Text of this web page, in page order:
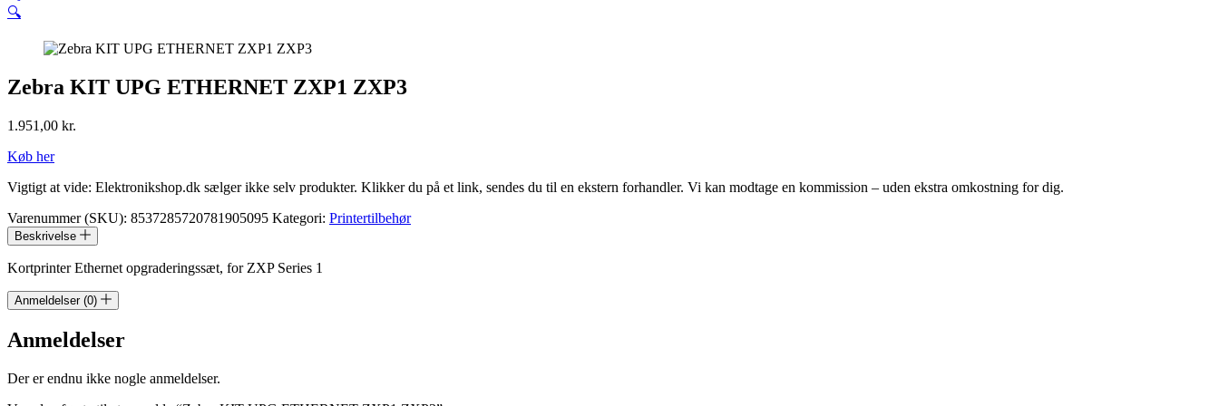
🔍
Zebra KIT UPG ETHERNET ZXP1 ZXP3
1.951,00 kr.
Køb her
Vigtigt at vide: Elektronikshop.dk sælger ikke selv produkter. Klikker du på et link, sendes du til en ekstern forhandler. Vi kan modtage en kommission – uden ekstra omkostning for dig.
Varenummer (SKU): 8537285720781905095 Kategori: Printertilbehør
Beskrivelse
Kortprinter Ethernet opgraderingssæt, for ZXP Series 1
Anmeldelser (0)
Anmeldelser
Der er endnu ikke nogle anmeldelser.